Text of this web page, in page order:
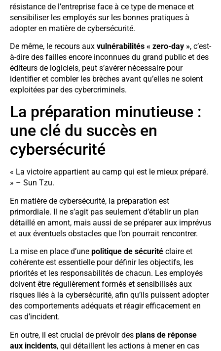
résistance de l’entreprise face à ce type de menace et
sensibiliser les employés sur les bonnes pratiques à
adopter en matière de cybersécurité.
De même, le recours aux vulnérabilités « zero-day », c’est-
à-dire des failles encore inconnues du grand public et des
éditeurs de logiciels, peut s’avérer nécessaire pour
identifier et combler les brèches avant qu’elles ne soient
exploitées par des cybercriminels.
La préparation minutieuse :
une clé du succès en
cybersécurité
« La victoire appartient au camp qui est le mieux préparé.
» – Sun Tzu.
En matière de cybersécurité, la préparation est
primordiale. Il ne s’agit pas seulement d’établir un plan
détaillé en amont, mais aussi de se préparer aux imprévus
et aux éventuels obstacles que l’on pourrait rencontrer.
La mise en place d’une politique de sécurité claire et
cohérente est essentielle pour définir les objectifs, les
priorités et les responsabilités de chacun. Les employés
doivent être régulièrement formés et sensibilisés aux
risques liés à la cybersécurité, afin qu’ils puissent adopter
des comportements adéquats et réagir efficacement en
cas d’incident.
En outre, il est crucial de prévoir des plans de réponse
aux incidents, qui détaillent les actions à mener en cas